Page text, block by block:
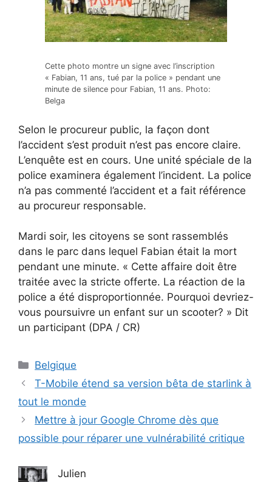
Cette photo montre un signe avec l’inscription
« Fabian, 11 ans, tué par la police » pendant une
minute de silence pour Fabian, 11 ans. Photo:
Belga
Selon le procureur public, la façon dont
l’accident s’est produit n’est pas encore claire.
L’enquête est en cours. Une unité spéciale de la
police examinera également l’incident. La police
n’a pas commenté l’accident et a fait référence
au procureur responsable.
Mardi soir, les citoyens se sont rassemblés
dans le parc dans lequel Fabian était la mort
pendant une minute. « Cette affaire doit être
traitée avec la stricte offerte. La réaction de la
police a été disproportionnée. Pourquoi devriez-
vous poursuivre un enfant sur un scooter? » Dit
un participant (DPA / CR)
Catégories
Belgique
T-Mobile étend sa version bêta de starlink à
tout le monde
Mettre à jour Google Chrome dès que
possible pour réparer une vulnérabilité critique
Julien